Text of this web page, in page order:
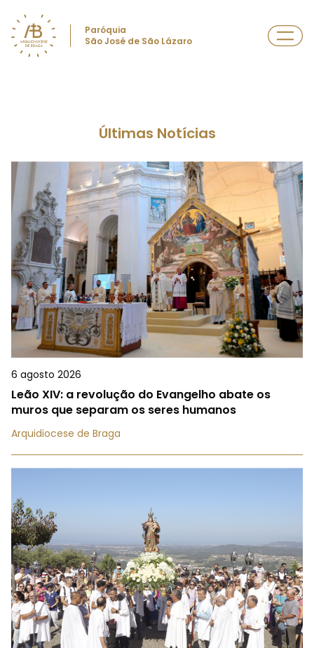
Paróquia
São José de São Lázaro
Últimas Notícias
6 agosto 2026
Leão XIV: a revolução do Evangelho abate os
muros que separam os seres humanos
Arquidiocese de Braga